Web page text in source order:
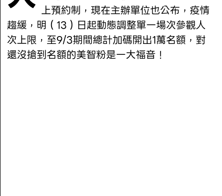
上預約制，現在主辦單位也公布，疫情
趨緩，明（13）日起動態調整單一場次參觀人
次上限，至9/3期間總計加碼開出1萬名額，對
還沒搶到名額的美智粉是一大福音！